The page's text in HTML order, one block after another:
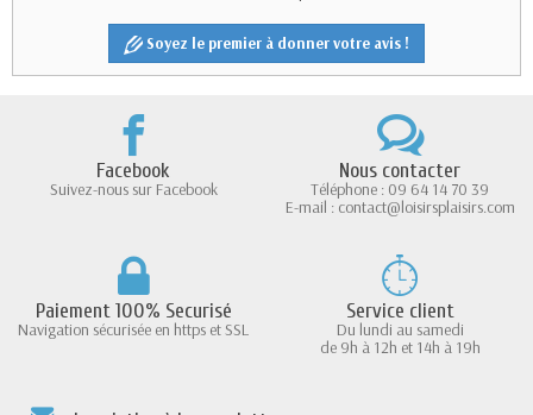
Soyez le premier à donner votre avis !
Facebook
Suivez-nous sur Facebook
Nous contacter
Téléphone : 09 64 14 70 39
E-mail : contact@loisirsplaisirs.com
Paiement 100% Securisé
Navigation sécurisée en https et SSL
Service client
Du lundi au samedi
de 9h à 12h et 14h à 19h